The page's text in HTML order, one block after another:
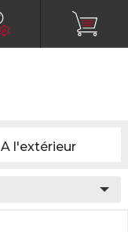
A l'extérieur